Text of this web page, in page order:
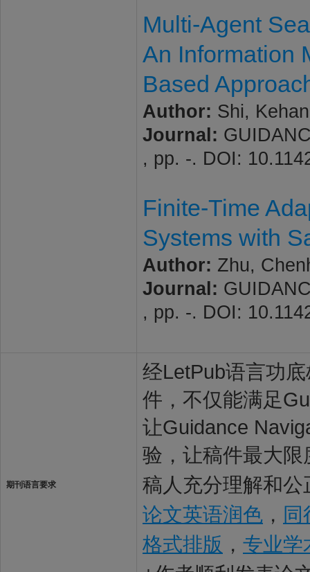
Multi-Agent
An Information
Based
Author: Shi,
Journal:
, pp. -. DOI:
Finite-Time
Systems with
Author: Zhu,
Journal:
, pp. -. DOI:
期刊语言要求
经LetPub语言功
件，不仅能满足
让Guidance
验，让稿件最大
稿人充分理解和
论文英语润色 ， 同
格式排版 ， 专业学